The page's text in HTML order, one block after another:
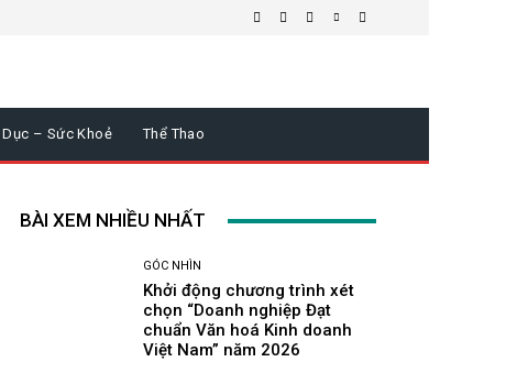
Dục – Sức Khoẻ Thể Thao
BÀI XEM NHIỀU NHẤT
GÓC NHÌN
Khởi động chương trình xét
chọn “Doanh nghiệp Đạt
chuẩn Văn hoá Kinh doanh
Việt Nam” năm 2026